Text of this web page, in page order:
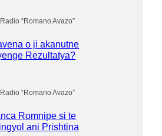
Radio “Romano Avazo”
o ji akanutne
Rezultatya?
Radio “Romano Avazo”
Romnipe si te
ani Prishtina